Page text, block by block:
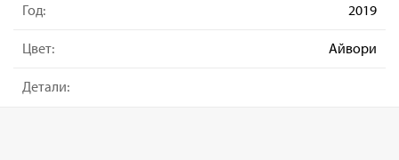
Год: 2019
Цвет: Айвори
Детали: